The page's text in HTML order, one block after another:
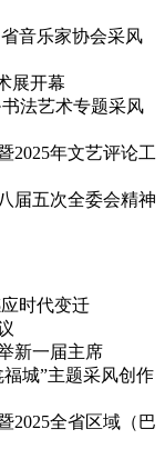
音乐家协会采风
展开幕
法艺术专题采风
2025年文艺评论工
届五次全委会精神
时代变迁
新一届主席
城”主题采风创作
2025全省区域（巴